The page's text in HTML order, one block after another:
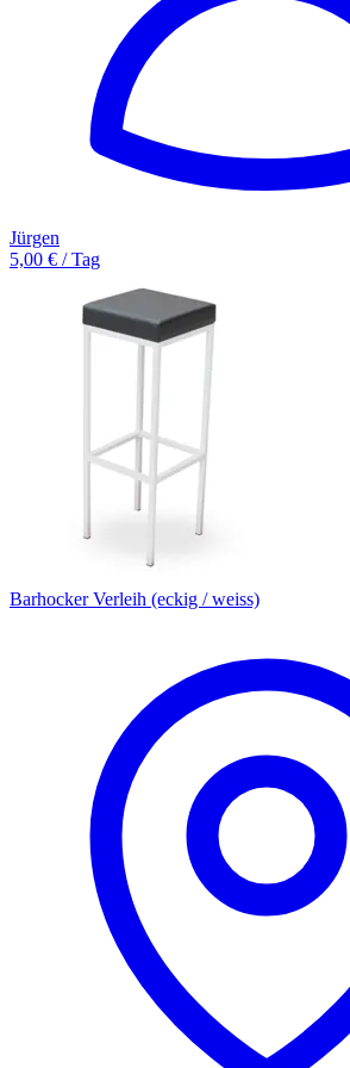
Jürgen
5,00 € / Tag
Barhocker Verleih (eckig / weiss)